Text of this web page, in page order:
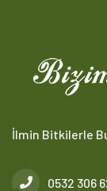
İlmin Bitkilerle
0532 306